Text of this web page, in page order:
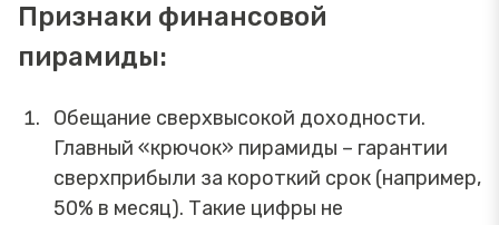
Признаки финансовой
пирамиды:
Обещание сверхвысокой доходности.
Главный «крючок» пирамиды – гарантии
сверхприбыли за короткий срок (например,
50% в месяц). Такие цифры не